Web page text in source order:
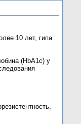
10 лет, гипа
(HbA1c) у